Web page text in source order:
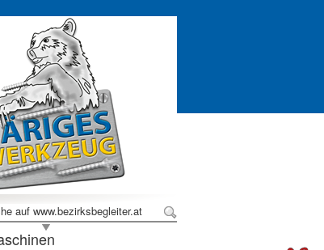
auf www.bezirksbegleiter.at